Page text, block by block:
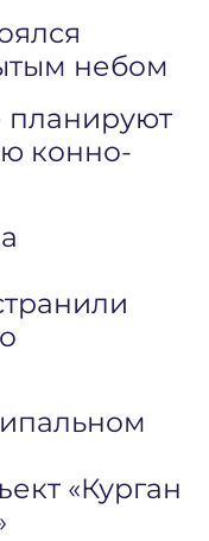
небом
планируют
конно-
«Курган